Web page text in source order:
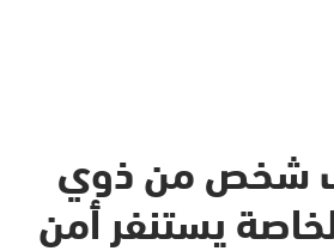
شخص من ذوي
يستنفر أمن